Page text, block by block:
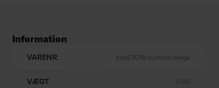
Information
VARENR. hosE3016-cushion-beige
VÆGT 0,00